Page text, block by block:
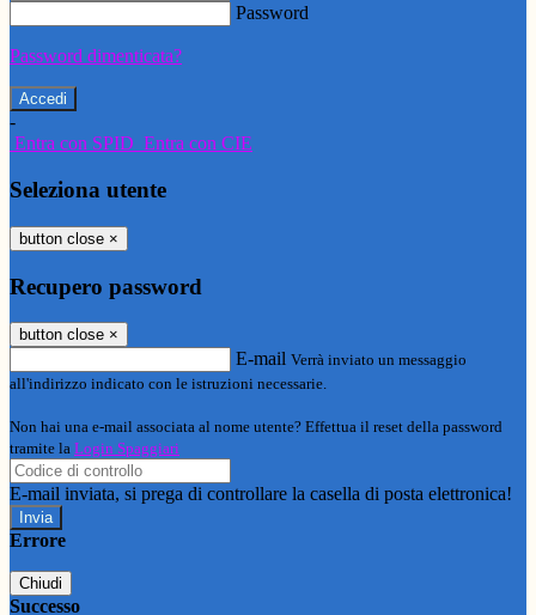
Password
Password dimenticata?
-
Entra con SPID Entra con CIE
Seleziona utente
button close ×
Recupero password
button close ×
E-mail Verrà inviato un messaggio
all'indirizzo indicato con le istruzioni necessarie.
Non hai una e-mail associata al nome utente? Effettua il reset della password
tramite la Login Spaggiari
E-mail inviata, si prega di controllare la casella di posta elettronica!
Errore
Chiudi
Successo